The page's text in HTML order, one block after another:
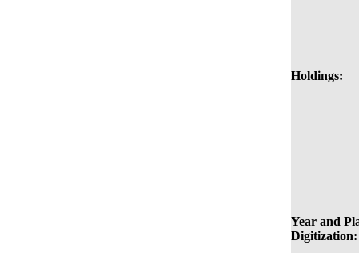
Holdings:
Year and
Digitization: